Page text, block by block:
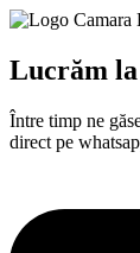
Lucrăm
Între timp ne
direct pe